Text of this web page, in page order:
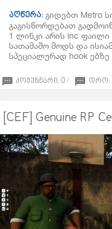
აღწერა: გიდებთ Metro
გაგისწორდებათ
1 ლინკი არის inc
სათამაშო მოდს და
სპეციალურად hook ებზე
კომენტარი: 0 / დრო:
[CEF] Genuine RP